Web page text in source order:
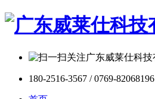
180-2516-3567 / 0769-82068196